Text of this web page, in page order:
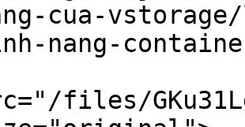
cua-
nang-
files/